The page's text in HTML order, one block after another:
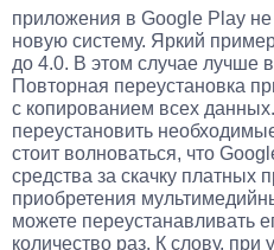
приложения в Google Play
новую систему. Яркий
до 4.0. В этом случае лучше
Повторная переустановка
с копированием всех
переустановить
стоит волноваться, что
средства за скачку платных
приобретения
можете переустанавливать
количество раз. К слову,